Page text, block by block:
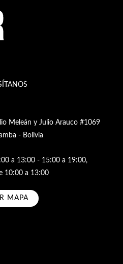
Meleán y Julio Arauco #1069
- Bolivia
a 13:00 - 15:00 a 19:00,
10:00 a 13:00
MAPA